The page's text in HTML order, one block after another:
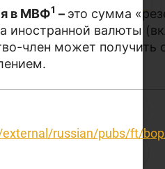
грамотности
услуги
Латиница
в МВФ1 – это сумма
иностранной валюты
член может
russian/pubs/ft/